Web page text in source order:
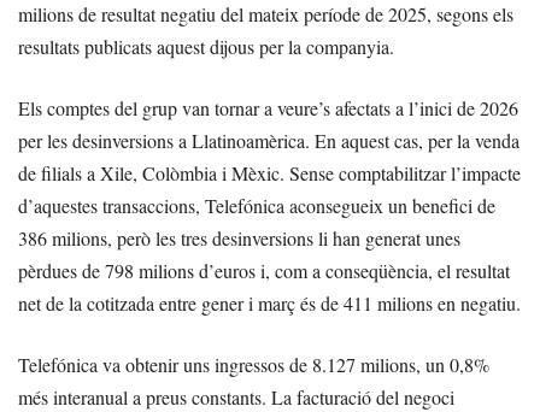
milions de resultat negatiu del mateix període de 2025, segons els
resultats publicats aquest dijous per la companyia.
Els comptes del grup van tornar a veure’s afectats a l’inici de 2026
per les desinversions a Llatinoamèrica. En aquest cas, per la venda
de filials a Xile, Colòmbia i Mèxic. Sense comptabilitzar l’impacte
d’aquestes transaccions, Telefónica aconsegueix un benefici de
386 milions, però les tres desinversions li han generat unes
pèrdues de 798 milions d’euros i, com a conseqüència, el resultat
net de la cotitzada entre gener i març és de 411 milions en negatiu.
Telefónica va obtenir uns ingressos de 8.127 milions, un 0,8%
més interanual a preus constants. La facturació del negoci